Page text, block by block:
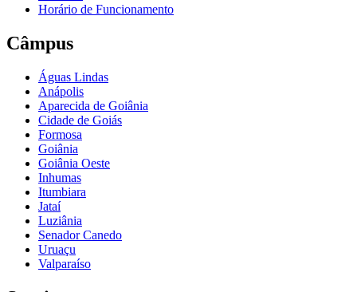
Horário de Funcionamento
Câmpus
Águas Lindas
Anápolis
Aparecida de Goiânia
Cidade de Goiás
Formosa
Goiânia
Goiânia Oeste
Inhumas
Itumbiara
Jataí
Luziânia
Senador Canedo
Uruaçu
Valparaíso